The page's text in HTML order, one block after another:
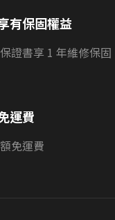
有保固權益
證書享 1 年維修保固
運費
免運費